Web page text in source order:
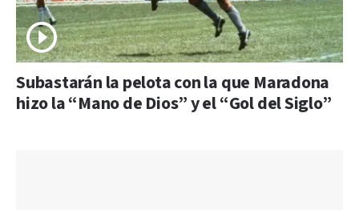
Subastarán la pelota con la que Maradona
hizo la “Mano de Dios” y el “Gol del Siglo”